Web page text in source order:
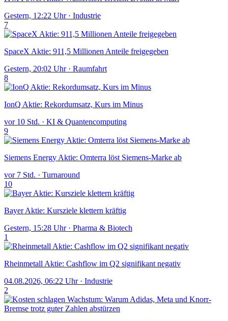
Gestern, 12:22 Uhr · Industrie
7
SpaceX Aktie: 911,5 Millionen Anteile freigegeben
Gestern, 20:02 Uhr · Raumfahrt
8
IonQ Aktie: Rekordumsatz, Kurs im Minus
vor 10 Std. · KI & Quantencomputing
9
Siemens Energy Aktie: Omterra löst Siemens-Marke ab
vor 7 Std. · Turnaround
10
Bayer Aktie: Kursziele klettern kräftig
Gestern, 15:28 Uhr · Pharma & Biotech
1
Rheinmetall Aktie: Cashflow im Q2 signifikant negativ
04.08.2026, 06:22 Uhr · Industrie
2